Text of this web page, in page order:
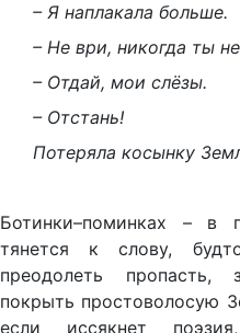
– Я наплакала больше.
– Не ври, никогда ты
– Отдай, мои слёзы.
– Отстань!
Потеряла косынку
Ботинки–поминках – в
тянется к слову,
преодолеть пропасть,
покрыть простоволосую
если иссякнет